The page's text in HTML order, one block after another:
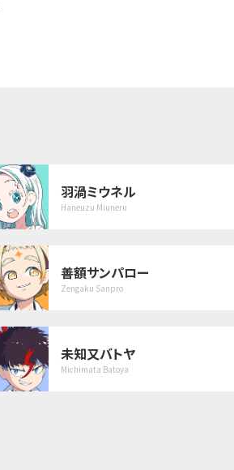
羽渦ミウネル
Haneuzu Miuneru
善額サンパロー
Zengaku Sanpro
未知又バトヤ
Michimata Batoya